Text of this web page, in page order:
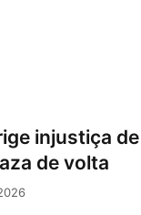
injustiça
de volta